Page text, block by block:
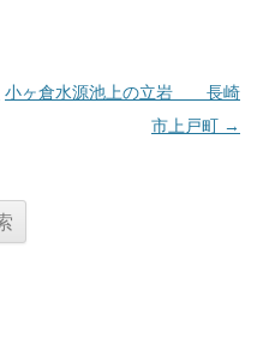
小ヶ倉水源池上の立岩 長崎
市上戸町 →